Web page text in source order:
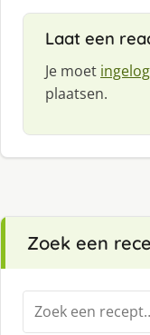
:
Laat een
Je moet
plaatsen.
Zoek een
Zoeken
naar: